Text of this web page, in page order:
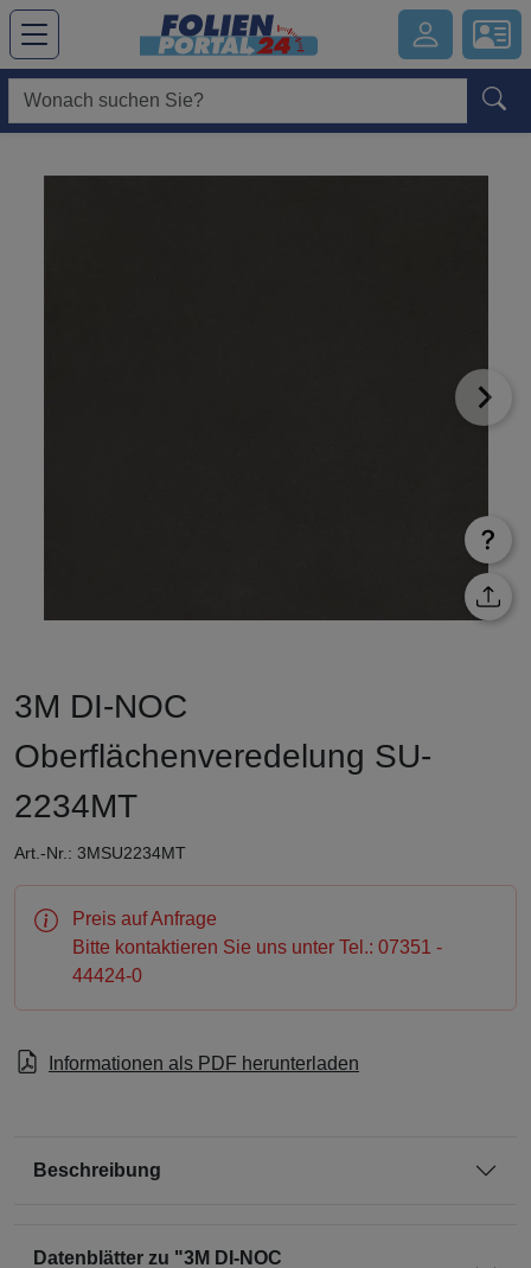
Hauptregion der Seite anspringen
3M DI-NOC
Oberflächenveredelung SU-
2234MT
Art.-Nr.: 3MSU2234MT
Preis auf Anfrage
Bitte kontaktieren Sie uns unter Tel.: 07351 -
44424-0
Informationen als PDF herunterladen
Beschreibung
Datenblätter zu "3M DI-NOC